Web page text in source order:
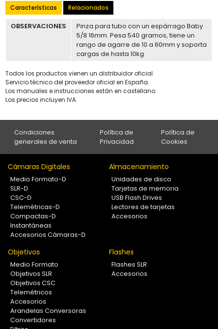
Características Relacionados
OBSERVACIONES
Pinza para tubo con un espárrago Baby
5/8 16mm. Pesa 540 gramos, tiene un
rango de agarre de 10 a 60mm y soporta
cargas de hasta 10kg
Todos los productos vienen un distribuidor oficial
Servicio técnico del proveedor oficial en España.
Los manuales e instrucciones están en castellano.
Los precios incluyen IVA.
Condiciones
generales de venta
Política de
Privacidad
Política de
Cookies
Cámaras Digitales
Medio Formato-D
SLR-D
CSC-D
Telemétricas-D
Compactas-D
Instantáneas
Accesorios Cámaras-D
Almacenamiento
Unidades de disco
Tarjetas de memoria
USB Flash Drives
Lectores de tarjetas
Accesorios
Objetivos
Medio Formato
Objetivos SLR
Objetivos CSC
Telemétricos
Accesorios
Arandelas Conversoras
Convertidores
Flashes
Flashes SLR
Accesorios